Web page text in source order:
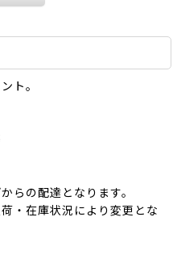
ト。
らの配達となります。
・在庫状況により変更とな